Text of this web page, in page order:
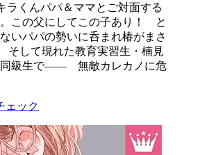
くんパパ＆ママとご対面する
この父にしてこの子あり！ と
いパパの勢いに呑まれ椿がまさ
して現れた教育実習生・楠見
同級生で―― 無敵カレカノに危
ェック